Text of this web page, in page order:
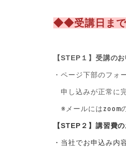
◆◆受講日ま
【STEP１】受講の
・ページ下部のフォ
申し込みが正常に
※メールにはzoom
【STEP２】講習費
・当社でお申込み内